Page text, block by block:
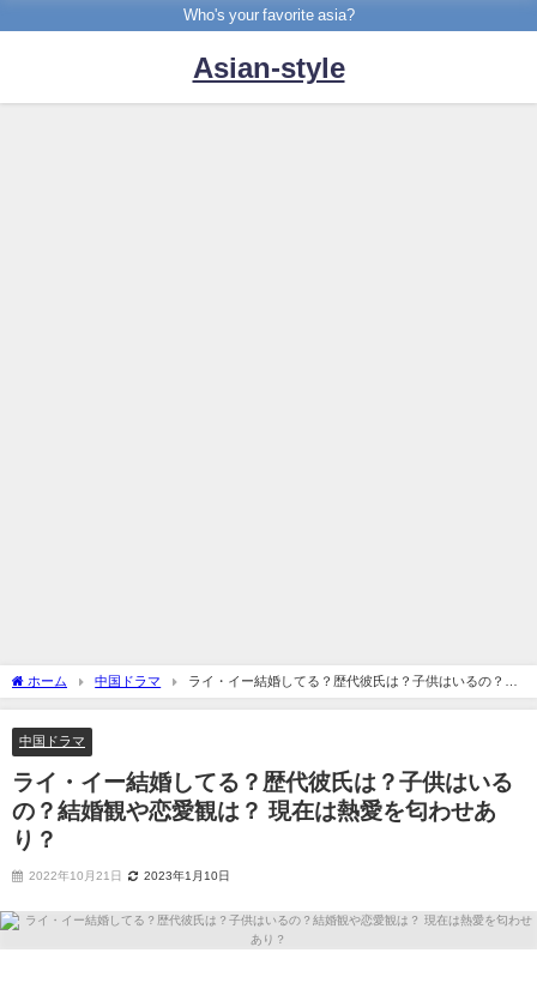
Who's your favorite asia?
Asian-style
ホーム 中国ドラマ
ライ・イー結婚してる？歴代彼氏は？子供はいるの？結
婚観や恋愛観は？ 現在は熱愛を匂わせあり？
中国ドラマ
ライ・イー結婚してる？歴代彼氏は？子供はいる
の？結婚観や恋愛観は？ 現在は熱愛を匂わせあ
り？
2022年10月21日 2023年1月10日